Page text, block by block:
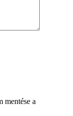
mentése a